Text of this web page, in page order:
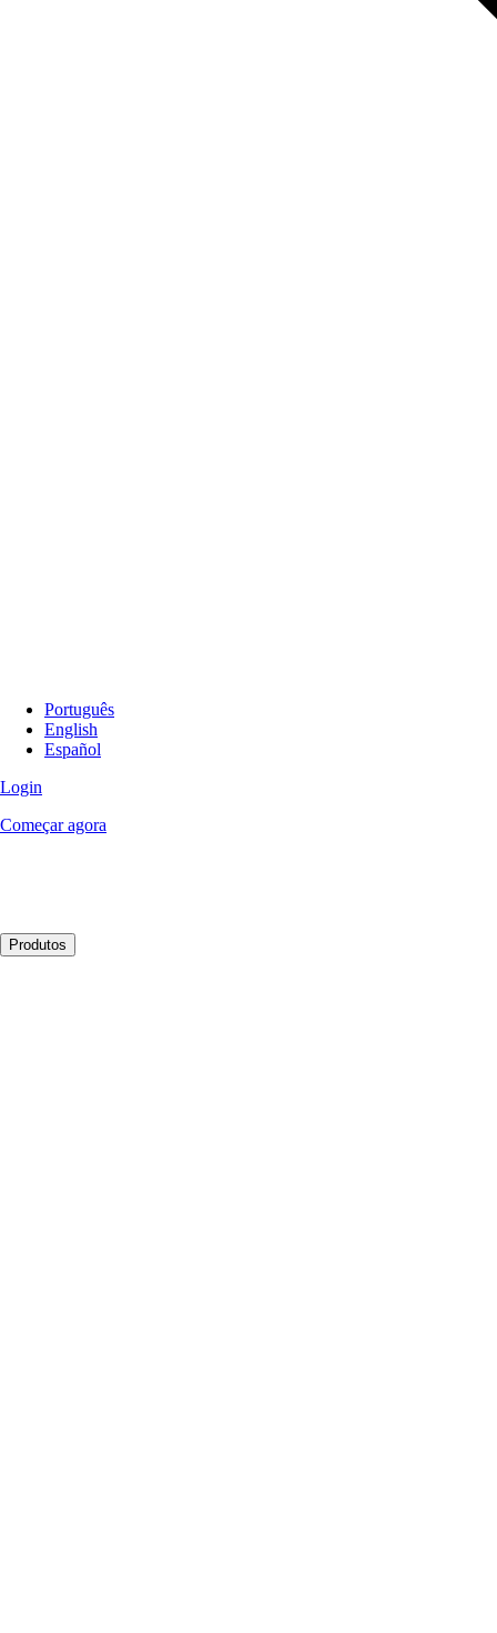
Português
English
Español
Login
Começar agora
Produtos